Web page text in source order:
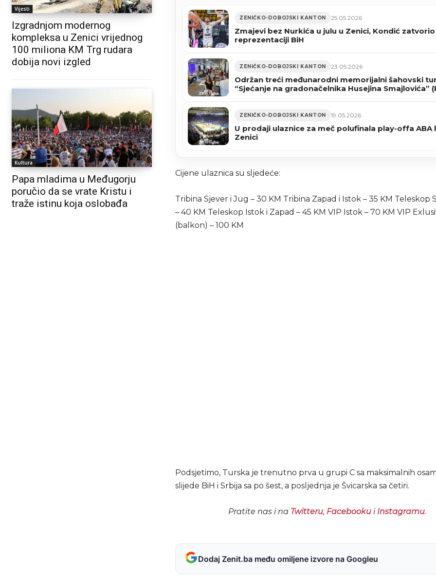
Vijesti
Izgradnjom modernog
kompleksa u Zenici vrijednog
100 miliona KM Trg rudara
dobija novi izgled
Kultura
Papa mladima u Međugorju
poručio da se vrate Kristu i
traže istinu koja oslobađa
ZENIČKO-DOBOJSKI KANTON 25.05.2026
Zmajevi bez Nurkića u julu u Zenici, Kondić
reprezentaciji BiH
ZENIČKO-DOBOJSKI KANTON 23.05.2026
Održan treći međunarodni memorijalni šahovski
“Sjećanje na gradonačelnika Husejina Smajlovića”
ZENIČKO-DOBOJSKI KANTON 19.05.2026
U prodaji ulaznice za meč polufinala play-offa ABA
Zenici
Cijene ulaznica su sljedeće:
Tribina Sjever i Jug – 30 KM Tribina Zapad i Istok – 35 KM Teleskop
– 40 KM Teleskop Istok i Zapad – 45 KM VIP Istok – 70 KM VIP
(balkon) – 100 KM
Podsjetimo, Turska je trenutno prva u grupi C sa maksimalnih
slijede BiH i Srbija sa po šest, a posljednja je Švicarska sa četiri.
Pratite nas i na Twitteru, Facebookui Instagramu.
Dodaj Zenit.ba među omiljene izvore na Googleu